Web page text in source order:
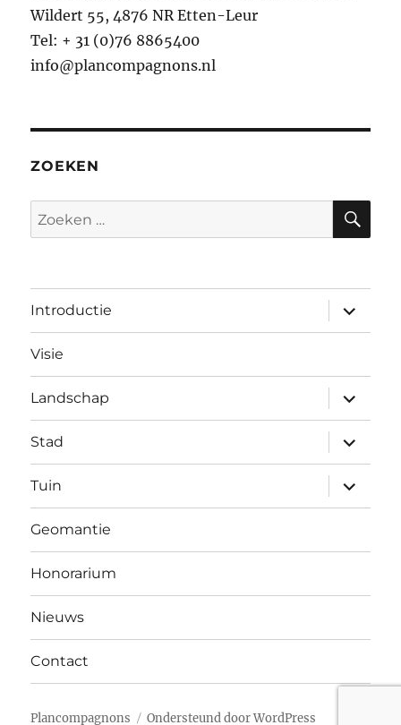
Wildert 55, 4876 NR Etten-Leur
Tel: + 31 (0)76 8865400
info@plancompagnons.nl
ZOEKEN
Zoeken
naar:
Introductie
Visie
Landschap
Stad
Tuin
Geomantie
Honorarium
Nieuws
Contact
Plancompagnons Ondersteund door WordPress